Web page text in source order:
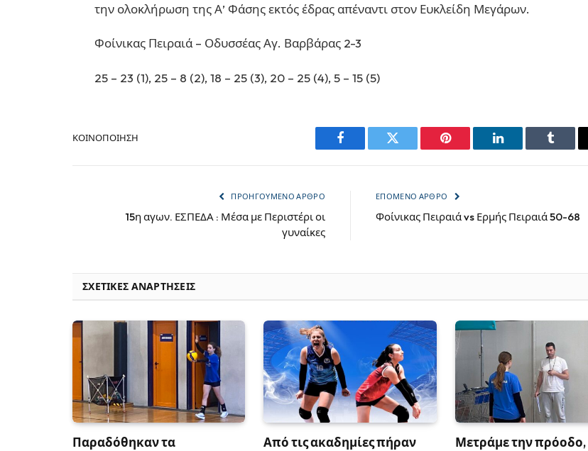
την ολοκλήρωση της Α’ Φάσης εκτός έδρας απέναντι στον Ευκλείδη Μεγάρων.
Φοίνικας Πειραιά – Οδυσσέας Αγ. Βαρβάρας 2-3
25 – 23 (1), 25 – 8 (2), 18 – 25 (3), 20 – 25 (4), 5 – 15 (5)
ΚΟΙΝΟΠΟΊΗΣΗ
Facebook Twitter Pinterest LinkedIn Tumblr
ΠΡΟΗΓΟΎΜΕΝΟ ΆΡΘΡΟ
15η αγων. ΕΣΠΕΔΑ : Μέσα με Περιστέρι οι
γυναίκες
ΕΠΌΜΕΝΟ ΆΡΘΡΟ
Φοίνικας Πειραιά vs Ερμής Πειραιά 50-68
ΣΧΕΤΙΚΈΣ ΑΝΑΡΤΉΣΕΙΣ
Παραδόθηκαν τα Από τις ακαδημίες πήραν Μετράμε την πρόοδο,